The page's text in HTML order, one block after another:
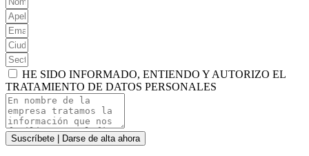
HE SIDO INFORMADO, ENTIENDO Y AUTORIZO EL
TRATAMIENTO DE DATOS PERSONALES
Suscríbete | Darse de alta ahora